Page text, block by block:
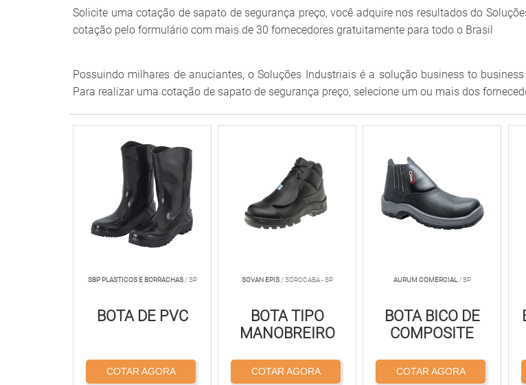
Solicite uma cotação de sapato de segurança preço, você adquire nos resultados do
cotação pelo formulário com mais de 30 fornecedores gratuitamente para todo o Brasil
Possuindo milhares de anuciantes, o Soluções Industriais é a solução business to
Para realizar uma cotação de sapato de segurança preço, selecione um ou mais dos
SBP PLASTICOS E BORRACHAS/ SP
BOTA DE PVC
COTAR AGORA
SOVAN EPIS/ SOROCABA - SP
BOTA TIPO
MANOBREIRO
COTAR AGORA
AURUM COMERCIAL/ SP
BOTA BICO DE
COMPOSITE
COTAR AGORA